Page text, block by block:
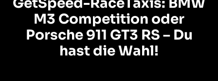
M3 Competition oder
Porsche 911 GT3 RS – Du
hast dieWahl!